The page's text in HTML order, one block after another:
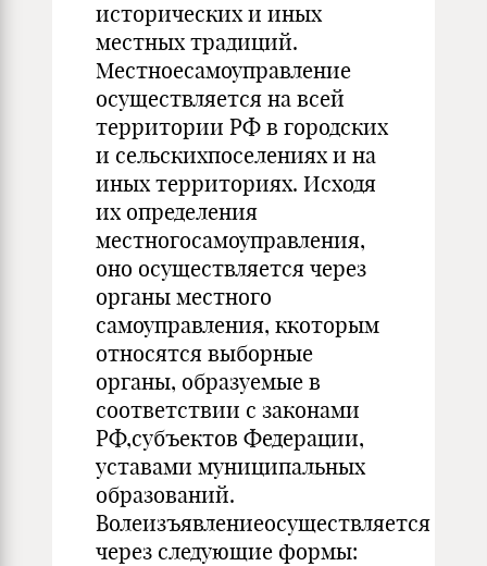
исторических и иных
местных традиций.
Местноесамоуправление
осуществляется на всей
территории РФ в городских
и сельскихпоселениях и на
иных территориях. Исходя
их определения
местногосамоуправления,
оно осуществляется через
органы местного
самоуправления, ккоторым
относятся выборные
органы, образуемые в
соответствии с законами
РФ,субъектов Федерации,
уставами муниципальных
образований.
Волеизъявлениеосуществляется
через следующие формы: